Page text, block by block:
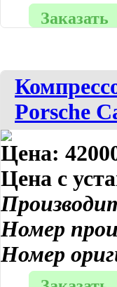
Заказать
Porsche
Цена:
Цена с
Номер
Номер